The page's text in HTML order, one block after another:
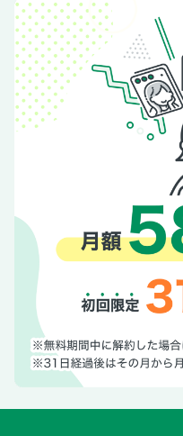
GARAGE HOUSE
NEW MODEL TOPIC
モーターファン for KIDS
THE LEADERS
ニューモデル速報 すべて
ド＆ヴェルファイアのす
ニューモデル速報 すべ
ー ノマドのすべて 告知
今月のプレゼント
Timely MESSAGE
SPECIAL SHOP ポルシ